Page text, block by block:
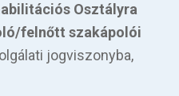
Osztályra
felnőtt szakápolói
jogviszonyba,